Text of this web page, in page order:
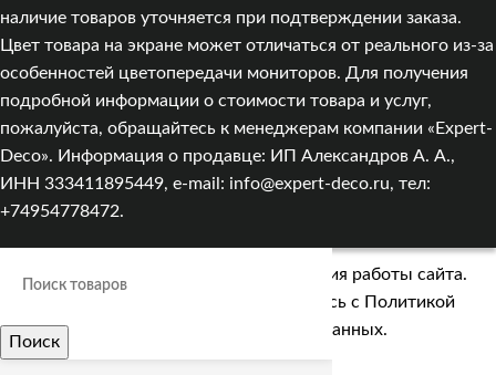
наличие товаров уточняется при подтверждении заказа.
Цвет товара на экране может отличаться от реального из‑за
особенностей цветопередачи мониторов. Для получения
подробной информации о стоимости товара и услуг,
пожалуйста, обращайтесь к менеджерам компании «Expert-
Deco». Информация о продавце: ИП Александров А. А.,
ИНН 333411895449, e-mail: info@expert-deco.ru, тел:
+74954778472.
Поиск
Мы используем cookies для улучшения работы сайта.
Оставаясь на сайте, вы соглашаетесь с Политикой
обработки персональных данных.